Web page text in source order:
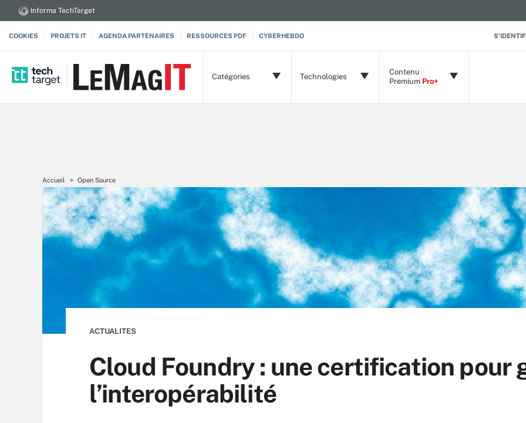
Informa TechTarget
COOKIES PROJETS IT AGENDA PARTENAIRES RESSOURCES PDF CYBERHEBDO
Catégories Technologies
Contenu
Premium Pro+
Accueil Open Source
ACTUALITES
Cloud Foundry : une certification pour
l’interopérabilité